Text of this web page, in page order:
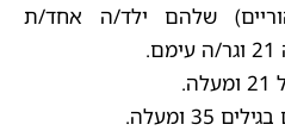
שלהם ילד/ה אחד/ת
ומעלה.